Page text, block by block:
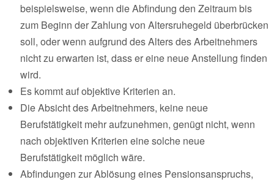
beispielsweise, wenn die Abfindung den Zeitraum bis
zum Beginn der Zahlung von Altersruhegeld überbrücken
soll, oder wenn aufgrund des Alters des Arbeitnehmers
nicht zu erwarten ist, dass er eine neue Anstellung finden
wird.
Es kommt auf objektive Kriterien an.
Die Absicht des Arbeitnehmers, keine neue
Berufstätigkeit mehr aufzunehmen, genügt nicht, wenn
nach objektiven Kriterien eine solche neue
Berufstätigkeit möglich wäre.
Abfindungen zur Ablösung eines Pensionsanspruchs,